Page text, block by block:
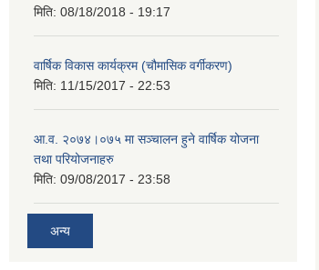
मिति: 08/18/2018 - 19:17
वार्षिक विकास कार्यक्रम (चौमासिक वर्गीकरण)
मिति: 11/15/2017 - 22:53
आ.व. २०७४।०७५ मा सञ्चालन हुने वार्षिक योजना
तथा परियोजनाहरु
मिति: 09/08/2017 - 23:58
अन्य